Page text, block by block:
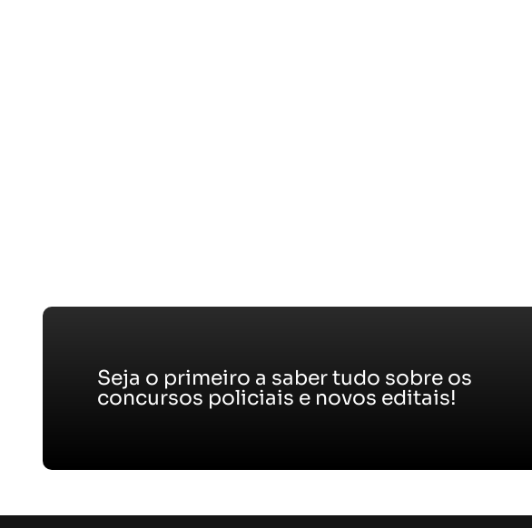
Seja o primeiro a saber tudo sobre os
concursos policiais e novos editais!